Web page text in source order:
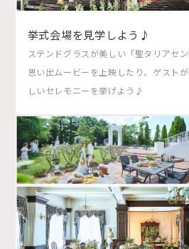
挙式会場を見学しよう♪
ステンドグラスが美しい「聖タリアセ
思い出ムービーを上映したり、ゲスト
しいセレモニーを挙げよう♪